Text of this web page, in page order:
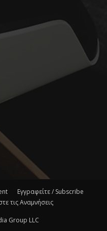
Εγγραφείτε / Subscribe
τις Αναμνήσεις
Group LLC